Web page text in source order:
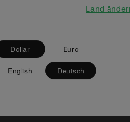
Land
Dollar Euro
English Deutsch